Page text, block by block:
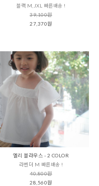
블랙 M,JXL 빠른배송 !
39,100원
27,370원
엘리 블라우스 - 2 COLOR
라벤더 M 빠른배송 !
40,800원
28,560원